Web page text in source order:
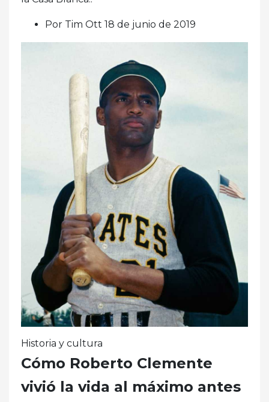
Por Tim Ott 18 de junio de 2019
Historia y cultura
Cómo Roberto Clemente
vivió la vida al máximo antes